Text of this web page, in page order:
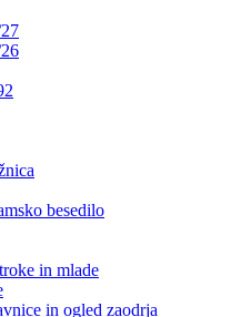
besedilo
in mlade
in ogled zaodrja